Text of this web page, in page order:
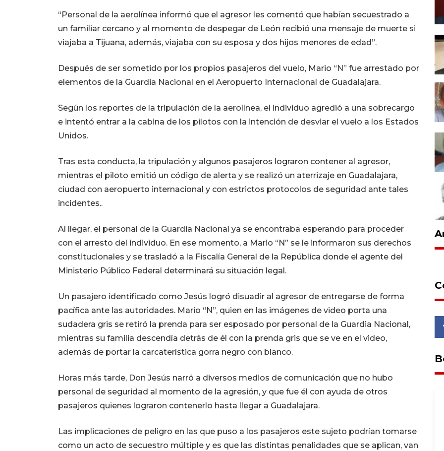
“Personal de la aerolínea informó que el agresor les comentó que habían secuestrado a
un familiar cercano y al momento de despegar de León recibió una mensaje de muerte si
viajaba a Tijuana, además, viajaba con su esposa y dos hijos menores de edad”.
Después de ser sometido por los propios pasajeros del vuelo, Mario “N” fue arrestado por
elementos de la Guardia Nacional en el Aeropuerto Internacional de Guadalajara.
Según los reportes de la tripulación de la aerolínea, el individuo agredió a una sobrecargo
e intentó entrar a la cabina de los pilotos con la intención de desviar el vuelo a los Estados
Unidos.
Tras esta conducta, la tripulación y algunos pasajeros lograron contener al agresor,
mientras el piloto emitió un código de alerta y se realizó un aterrizaje en Guadalajara,
ciudad con aeropuerto internacional y con estrictos protocolos de seguridad ante tales
incidentes..
Al llegar, el personal de la Guardia Nacional ya se encontraba esperando para proceder
con el arresto del individuo. En ese momento, a Mario “N” se le informaron sus derechos
constitucionales y se trasladó a la Fiscalía General de la República donde el agente del
Ministerio Público Federal determinará su situación legal.
Un pasajero identificado como Jesús logró disuadir al agresor de entregarse de forma
pacífica ante las autoridades. Mario “N”, quien en las imágenes de video porta una
sudadera gris se retiró la prenda para ser esposado por personal de la Guardia Nacional,
mientras su familia descendía detrás de él con la prenda gris que se ve en el video,
además de portar la carcaterística gorra negro con blanco.
Horas más tarde, Don Jesús narró a diversos medios de comunicación que no hubo
personal de seguridad al momento de la agresión, y que fue él con ayuda de otros
pasajeros quienes lograron contenerlo hasta llegar a Guadalajara.
Las implicaciones de peligro en las que puso a los pasajeros este sujeto podrían tomarse
como un acto de secuestro múltiple y es que las distintas penalidades que se aplican, van